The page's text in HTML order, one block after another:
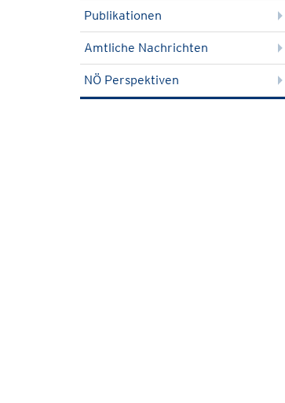
Publikationen
Amtliche Nachrichten
NÖ Perspektiven